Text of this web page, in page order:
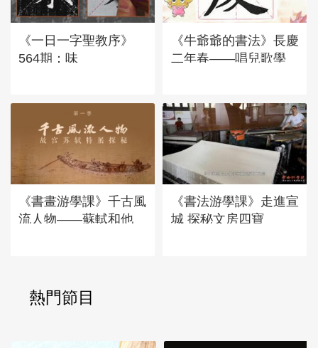
《一日一字聖教序》
564期：味
《牛爺爺的書法》長慶
二年春——唱兒歌學
《書畫游學課》千古風
流人物——蘇軾和他
《書法游學課》走進宣
城 探秘文房四寶
熱門節目